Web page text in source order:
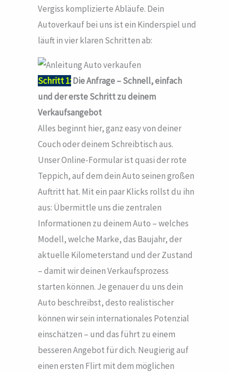
Vergiss komplizierte Abläufe. Dein
Autoverkauf bei uns ist ein Kinderspiel und
läuft in vier klaren Schritten ab:
Schritt 1:Die Anfrage – Schnell, einfach
und der erste Schritt zu deinem
Verkaufsangebot
Alles beginnt hier, ganz easy von deiner
Couch oder deinem Schreibtisch aus.
Unser Online-Formular ist quasi der rote
Teppich, auf dem dein Auto seinen großen
Auftritt hat. Mit ein paar Klicks rollst du ihn
aus: Übermittle uns die zentralen
Informationen zu deinem Auto – welches
Modell, welche Marke, das Baujahr, der
aktuelle Kilometerstand und der Zustand
– damit wir deinen Verkaufsprozess
starten können. Je genauer du uns dein
Auto beschreibst, desto realistischer
können wir sein internationales Potenzial
einschätzen – und das führt zu einem
besseren Angebot für dich. Neugierig auf
einen ersten Flirt mit dem möglichen